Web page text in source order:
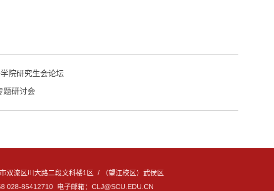
院研究生会论坛
题研讨会
双流区川大路二段文科楼1区 / （望江校区）武侯区
85412710 电子邮箱： CLJ@SCU.EDU.CN